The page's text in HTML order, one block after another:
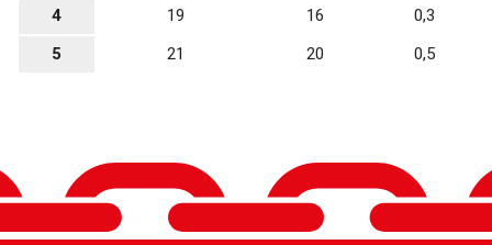
4
19 16
0,3
5
21 20 0,5